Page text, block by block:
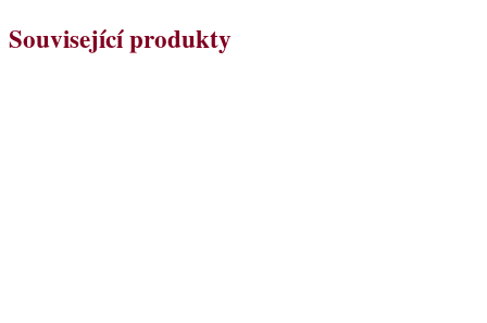
Související produkty